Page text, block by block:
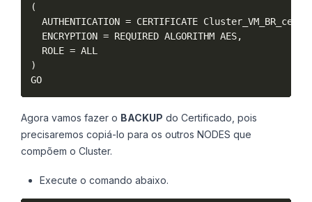
(
  AUTHENTICATION = CERTIFICATE Cluster_VM_BR_cert,
  ENCRYPTION = REQUIRED ALGORITHM AES,
  ROLE = ALL
)
GO
Agora vamos fazer o BACKUP do Certificado, pois
precisaremos copiá-lo para os outros NODES que
compõem o Cluster.
Execute o comando abaixo.